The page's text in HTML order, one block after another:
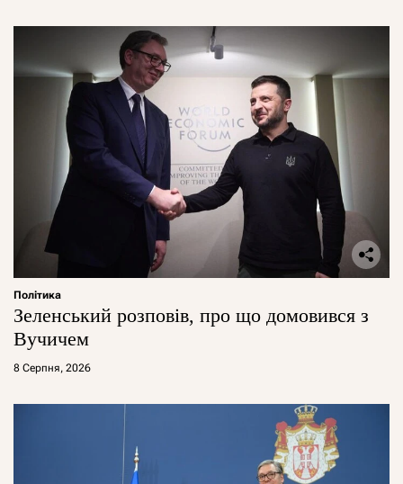
Політика
Зеленський розповів, про що домовився з
Вучичем
8 Серпня, 2026